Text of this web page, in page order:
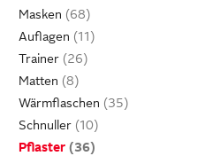
Masken
Auflagen
Trainer
Matten
Wärmflaschen
Schnuller
Pflaster